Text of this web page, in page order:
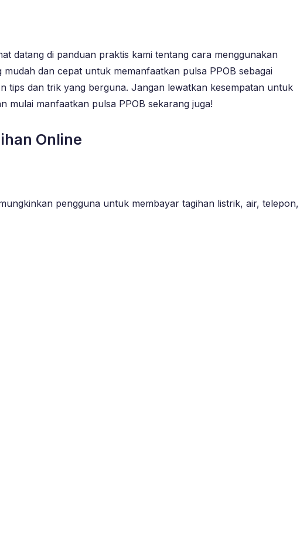
datang di panduan praktis kami tentang cara menggunakan
dan cepat untuk memanfaatkan pulsa PPOB sebagai
tips dan trik yang berguna. Jangan lewatkan kesempatan untuk
mulai manfaatkan pulsa PPOB sekarang juga!
Online
pengguna untuk membayar tagihan listrik, air, telepon,